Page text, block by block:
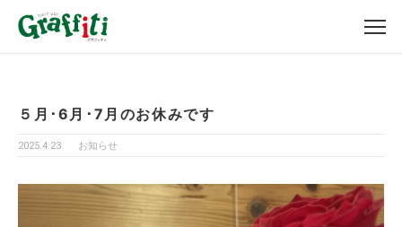
５月･6月･7月のお休みです
2025.4.23 お知らせ